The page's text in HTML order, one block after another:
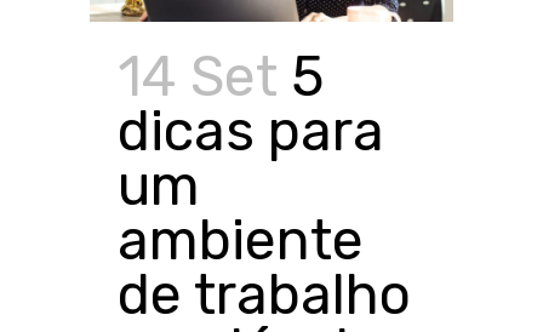
14 Set 5
dicas para
um
ambiente
de trabalho